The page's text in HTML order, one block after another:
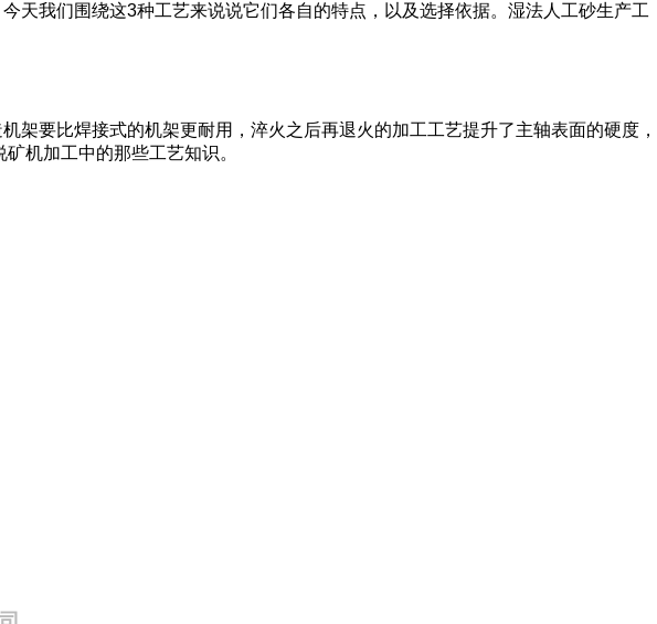
天我们围绕这3种工艺来说说它们各自的特点，以及选择依据。湿法人工砂生产工
要比焊接式的机架更耐用，淬火之后再退火的加工工艺提升了主轴表面的硬度，
机加工中的那些工艺知识。